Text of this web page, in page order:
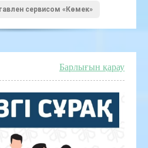
сервисом «Көмек»
Барлығын қарау